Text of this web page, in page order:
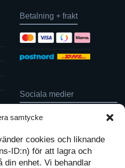
samtycke
cookies och liknande
ID:n) för att lagra och
din enhet. Vi behandlar
Betalning + frakt
Sociala medier
Följ oss på Facebook
Inspiration på Pinterest
Diskutera på LinkedIn